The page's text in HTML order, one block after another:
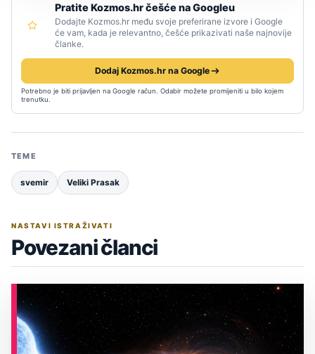
Pratite Kozmos.hr češće na Googleu
Dodajte Kozmos.hr među svoje preferirane izvore i Google
će vam, kada je relevantno, češće prikazivati naše najnovije
članke.
Dodaj Kozmos.hr na Google
Potrebno je biti prijavljen na Google račun. Odabir možete promijeniti u bilo kojem
trenutku.
TEME
svemir Veliki Prasak
NASTAVI ISTRAŽIVATI
Povezani članci